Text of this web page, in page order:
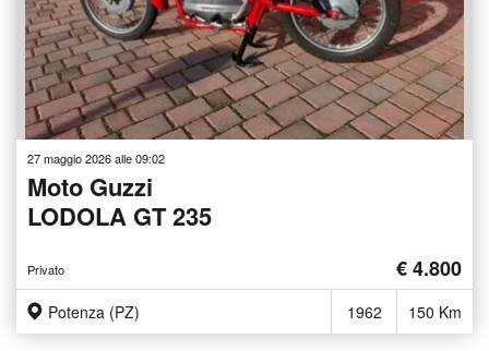
27 maggio 2026 alle 09:02
Moto Guzzi
LODOLA GT 235
Privato € 4.800
Potenza (PZ) 1962 150 Km